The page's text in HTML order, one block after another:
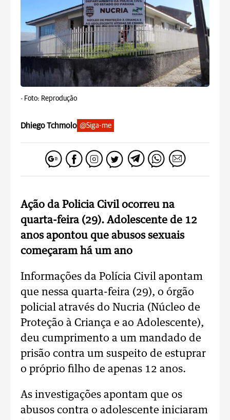
- Foto: Reprodução
Dhiego Tchmolo @Siga-me
Ação da Policia Civil ocorreu na
quarta-feira (29). Adolescente de 12
anos apontou que abusos sexuais
começaram há um ano
Informações da Polícia Civil apontam
que nessa quarta-feira (29), o órgão
policial através do Nucria (Núcleo de
Proteção à Criança e ao Adolescente),
deu cumprimento a um mandado de
prisão contra um suspeito de estuprar
o próprio filho de apenas 12 anos.
As investigações apontam que os
abusos contra o adolescente iniciaram